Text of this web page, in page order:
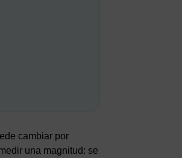
cambiar por
una magnitud: se